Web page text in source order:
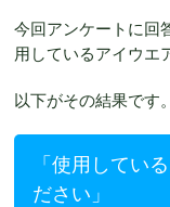
今回アンケートに回
用しているアイウエ
以下がその結果です。
「使用してい
ださい」